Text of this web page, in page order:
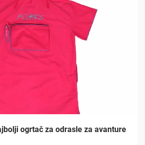
ogrtač za odrasle za avanture